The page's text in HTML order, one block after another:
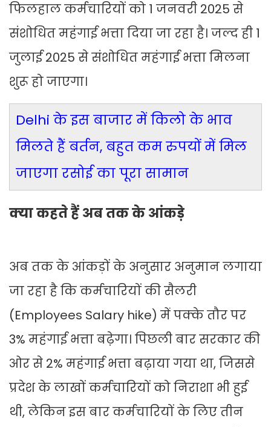
फिलहाल कर्मचारियों को 1 जनवरी 2025 से
संशोधित महंगाई भत्ता दिया जा रहा है। जल्द ही 1
जुलाई 2025 से संशोधित महंगाई भत्ता मिलना
शुरू हो जाएगा।
Delhi के इस बाजार में किलो के भाव
मिलते हैं बर्तन, बहुत कम रुपयों में मिल
जाएगा रसोई का पूरा सामान
क्या कहते हैं अब तक के आंकड़े
अब तक के आंकड़ों के अनुसार अनुमान लगाया
जा रहा है कि कर्मचारियों की सैलरी
(Employees Salary hike) में पक्के तौर पर
3% महंगाई भत्ता बढ़ेगा। पिछली बार सरकार की
ओर से 2% महंगाई भत्ता बढ़ाया गया था, जिससे
प्रदेश के लाखों कर्मचारियों को निराशा भी हुई
थी, लेकिन इस बार कर्मचारियों के लिए तीन